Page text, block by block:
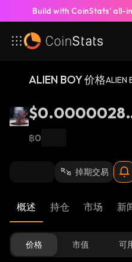
Build with CoinStats’ all-
ALIEN BOY 价格ALIEN
9
฿0
掉期交易
概述 持仓 市场 新
价格 市值 可